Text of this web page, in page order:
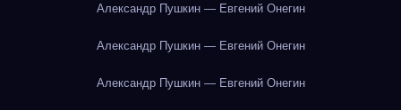
Александр Пушкин — Евгений Онегин
Александр Пушкин — Евгений Онегин
Александр Пушкин — Евгений Онегин